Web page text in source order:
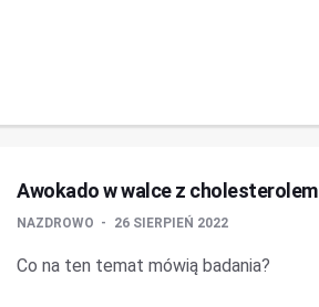
Awokado w walce z cholesterolem
NAZDROWO 26 SIERPIEŃ 2022
Co na ten temat mówią badania?